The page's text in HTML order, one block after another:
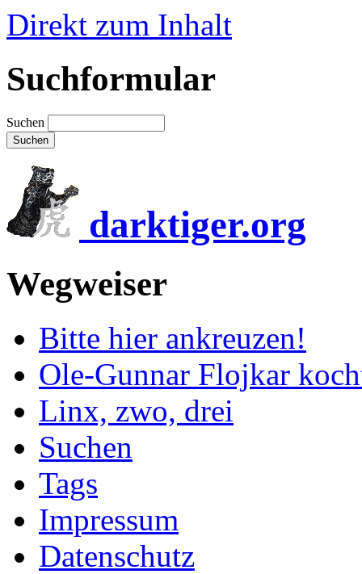
Direkt zum Inhalt
Suchformular
Suchen
darktiger.org
Wegweiser
Bitte hier ankreuzen!
Ole-Gunnar Flojkar
Linx, zwo, drei
Suchen
Tags
Impressum
Datenschutz